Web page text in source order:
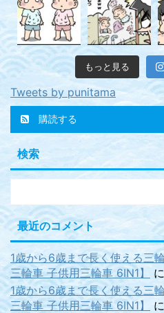
もっと見る
Tweets by punitama
購読する
検索
最近のコメント
1歳から6歳まで長く使える三
三輪車 子供用三輪車 6IN1】
1歳から6歳まで長く使える三
三輪車 子供用三輪車 6IN1】
に